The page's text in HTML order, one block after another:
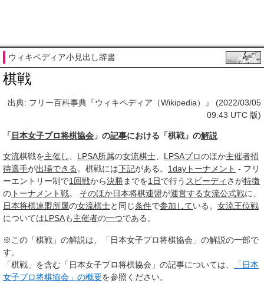
ウィキペディア小見出し辞書
棋戦
出典: フリー百科事典『ウィキペディア（Wikipedia）』 (2022/03/05
09:43 UTC 版)
「 日本女子プロ将棋協会 」の記事における「棋戦」の解説
女流棋戦を主催し LPSA所属の女流棋士 LPSAプロのほか主催者招
待選手が出場できる 。棋戦には下記がある。 1dayトーナメント - フリ
ーエントリー制で1回戦から決勝 までを1日で行う スピーディ さが特徴
の トーナメント戦。 そのほか日本将棋連盟が運営する女流公式戦に、
日本将棋連盟所属の女流棋士と同じ条件で参加している。 女流王位戦
についてはLPSAも主催者の一つである。
※この「棋戦」の解説は、「日本女子プロ将棋協会」の解説の一部で
す。
「棋戦」を含む「日本女子プロ将棋協会」の記事については、
「日本
女子プロ将棋協会」の概要を参照ください。